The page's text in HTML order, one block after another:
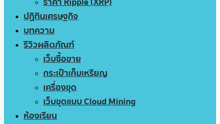
ปฏิทินเศรษฐกิจ
บทความ
รีวิวผลิตภัณฑ์
เว็บซื้อขาย
กระเป๋าเก็บเหรียญ
เครื่องขุด
เว็บขุดแบบ Cloud Mining
ห้องเรียน